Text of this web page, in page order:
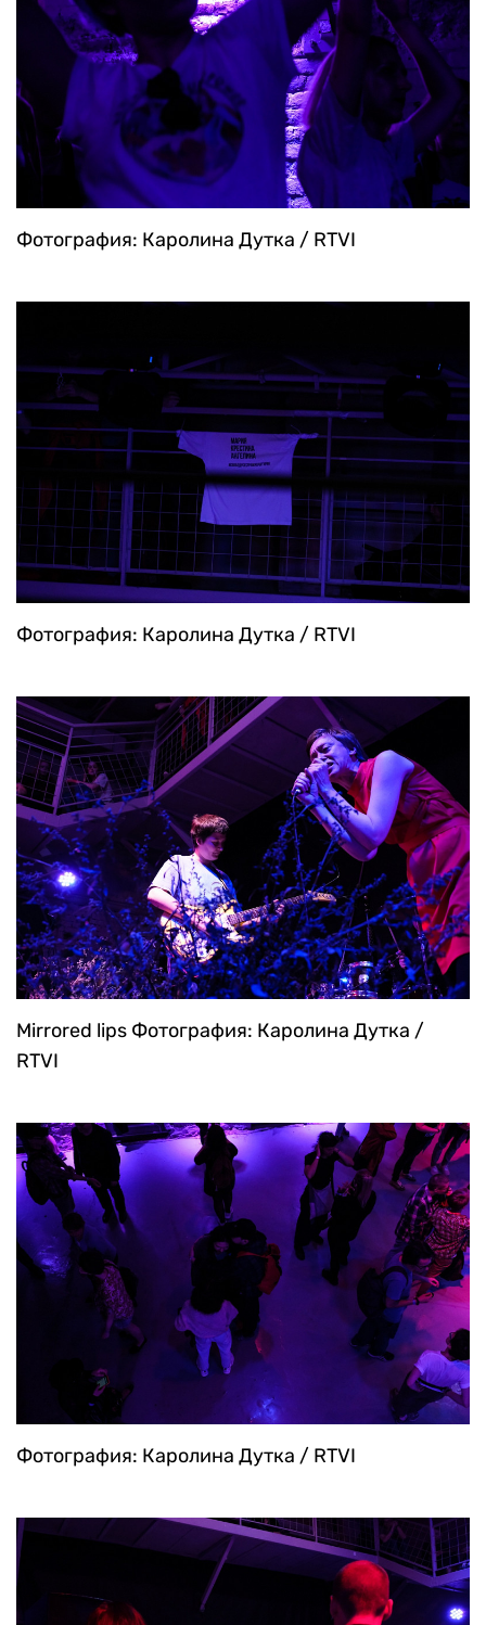
Фотография: Каролина Дутка / RTVI
Фотография: Каролина Дутка / RTVI
Mirrored lips Фотография: Каролина Дутка /
RTVI
Фотография: Каролина Дутка / RTVI